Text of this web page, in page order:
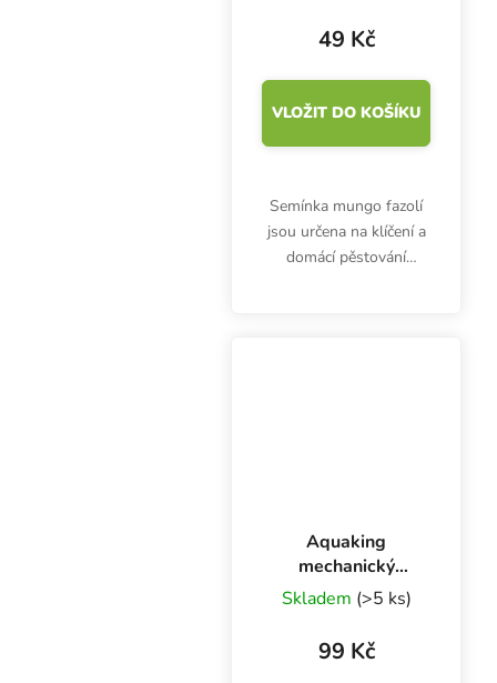
49 Kč
VLOŽIT DO KOŠÍKU
Semínka mungo fazolí
jsou určena na klíčení a
domácí pěstování
Aquaking
mechanický
rozprašovač,
objem 1 l
Skladem (>5 ks)
99 Kč